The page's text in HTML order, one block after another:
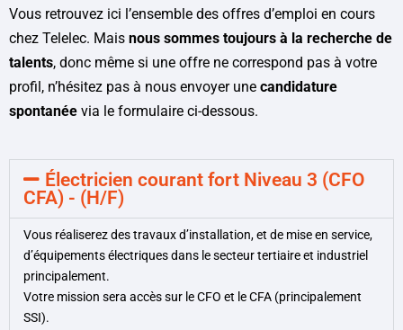
Vous retrouvez ici l’ensemble des offres d’emploi en cours
chez Telelec. Mais nous sommes toujours à la recherche de
talents, donc même si une offre ne correspond pas à votre
profil, n’hésitez pas à nous envoyer une candidature
spontanée via le formulaire ci-dessous.
Électricien courant fort Niveau 3 (CFO
CFA) - (H/F)
Vous réaliserez des travaux d’installation, et de mise en service,
d’équipements électriques dans le secteur tertiaire et industriel
principalement.
Votre mission sera accèssur le CFO et le CFA (principalement
SSI).